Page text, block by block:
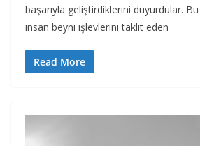
başarıyla geliştirdiklerini duyurdular. Bu
insan beyni işlevlerini taklit eden
Read More